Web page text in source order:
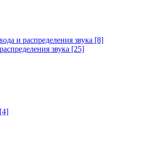
и распределения звука [8]
звука [25]
[4]